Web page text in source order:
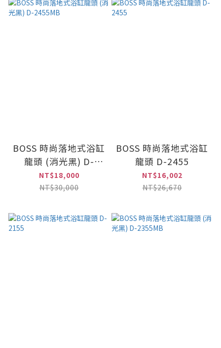
BOSS 時尚落地式浴缸
龍頭 (消光黑) D-
2455MB
NT$18,000
NT$30,000
BOSS 時尚落地式浴缸
龍頭 D-2455
NT$16,002
NT$26,670